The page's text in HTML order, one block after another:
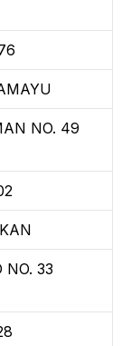
NO. 49
NO. 33